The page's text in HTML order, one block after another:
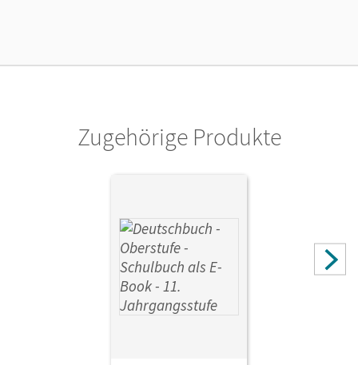
Unterrichtsmanagers solange das Lehrwerk erhältlich ist.
Zugehörige Produkte